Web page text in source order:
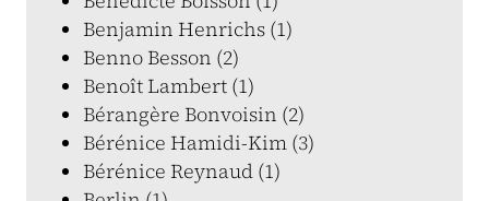
Benjamin Henrichs (1)
Benno Besson (2)
Benoît Lambert (1)
Bérangère Bonvoisin (2)
Bérénice Hamidi-Kim (3)
Bérénice Reynaud (1)